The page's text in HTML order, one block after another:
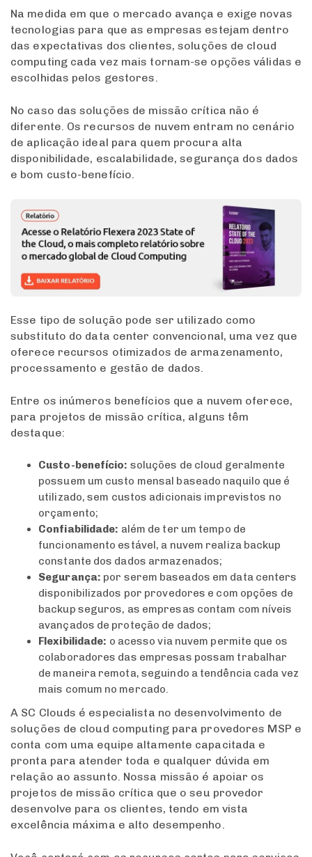
Na medida em que o mercado avança e exige novas
tecnologias para que as empresas estejam dentro
das expectativas dos clientes, soluções de cloud
computing cada vez mais tornam-se opções válidas e
escolhidas pelos gestores.
No caso das soluções de missão crítica não é
diferente. Os recursos de nuvem entram no cenário
de aplicação ideal para quem procura alta
disponibilidade, escalabilidade, segurança dos dados
e bom custo-benefício.
Esse tipo de solução pode ser utilizado como
substituto do data center convencional, uma vez que
oferece recursos otimizados de armazenamento,
processamento e gestão de dados.
Entre os inúmeros benefícios que a nuvem oferece,
para projetos de missão crítica, alguns têm
destaque:
Custo-benefício: soluções de cloud geralmente
possuem um custo mensal baseado naquilo que é
utilizado, sem custos adicionais imprevistos no
orçamento;
Confiabilidade: além de ter um tempo de
funcionamento estável, a nuvem realiza backup
constante dos dados armazenados;
Segurança: por serem baseados em data centers
disponibilizados por provedores e com opções de
backup seguros, as empresas contam com níveis
avançados de proteção de dados;
Flexibilidade: o acesso via nuvem permite que os
colaboradores das empresas possam trabalhar
de maneira remota, seguindo a tendência cada vez
mais comum no mercado.
A SC Clouds é especialista no desenvolvimento de
soluções de cloud computing para provedores MSP e
conta com uma equipe altamente capacitada e
pronta para atender toda e qualquer dúvida em
relação ao assunto. Nossa missão é apoiar os
projetos de missão crítica que o seu provedor
desenvolve para os clientes, tendo em vista
excelência máxima e alto desempenho.